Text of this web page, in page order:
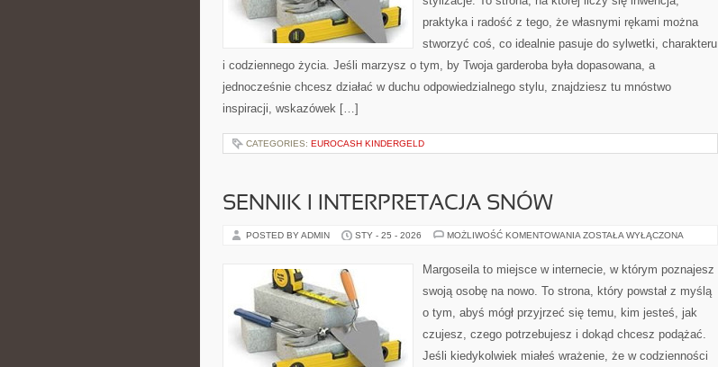
praktyka i radość z tego, że własnymi rękami można
stworzyć coś, co idealnie pasuje do sylwetki, charakteru
i codziennego życia. Jeśli marzysz o tym, by Twoja garderoba była dopasowana, a
jednocześnie chcesz działać w duchu odpowiedzialnego stylu, znajdziesz tu mnóstwo
inspiracji, wskazówek […]
CATEGORIES: EUROCASH KINDERGELD
SENNIK I INTERPRETACJA SNÓW
POSTED BY ADMIN STY - 25 - 2026 MOŻLIWOŚĆ KOMENTOWANIA SENNIK
SNÓW
ZOSTAŁA WYŁĄCZONA
Margoseila to miejsce w internecie, w którym poznajesz
swoją osobę na nowo. To strona, który powstał z myślą
o tym, abyś mógł przyjrzeć się temu, kim jesteś, jak
czujesz, czego potrzebujesz i dokąd chcesz podążać.
Jeśli kiedykolwiek miałeś wrażenie, że w codzienności